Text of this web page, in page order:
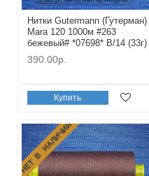
Нитки Gutermann (Гутерман)
Mara 120 1000м #263
бежевый# *07698* B/14 (33г)
390.00р.
Купить
НЕТ В НАЛИЧИИ